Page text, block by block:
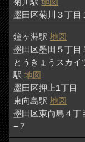
墨田区菊川３丁目
鐘ヶ淵駅地図
墨田区墨田５丁目
とうきょうスカイ
駅地図
墨田区押上1丁目
東向島駅地図
墨田区東向島４丁
−７